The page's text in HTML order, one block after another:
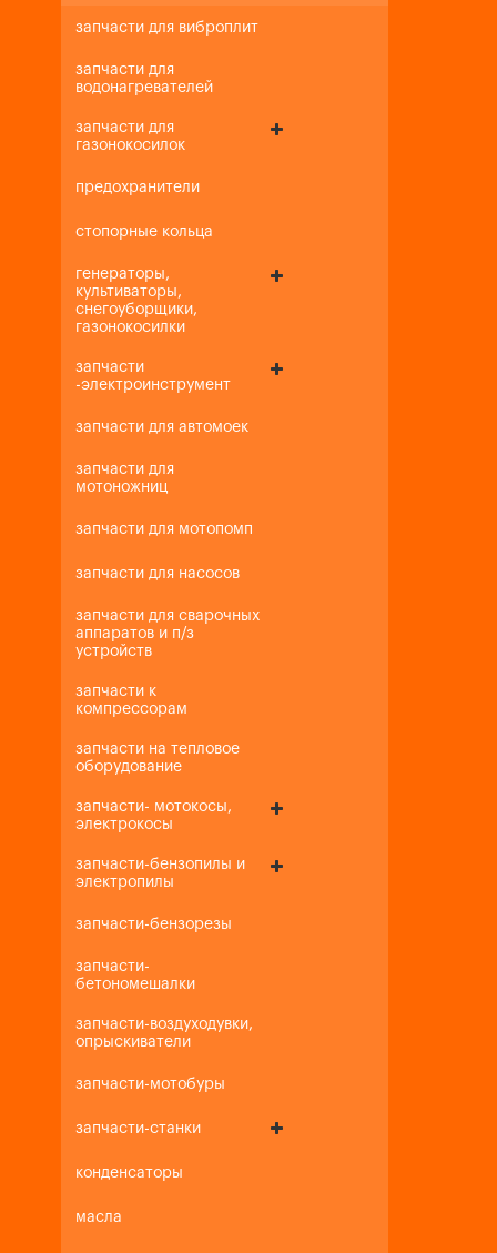
запчасти для виброплит
запчасти для
водонагревателей
запчасти для
газонокосилок
предохранители
стопорные кольца
генераторы,
культиваторы,
снегоуборщики,
газонокосилки
запчасти
-электроинструмент
запчасти для автомоек
запчасти для
мотоножниц
запчасти для мотопомп
запчасти для насосов
запчасти для сварочных
аппаратов и п/з
устройств
запчасти к
компрессорам
запчасти на тепловое
оборудование
запчасти- мотокосы,
электрокосы
запчасти-бензопилы и
электропилы
запчасти-бензорезы
запчасти-
бетономешалки
запчасти-воздуходувки,
опрыскиватели
запчасти-мотобуры
запчасти-станки
конденсаторы
масла